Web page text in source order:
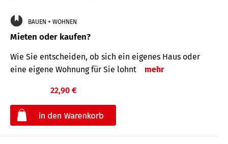
BAUEN + WOHNEN
Mieten oder kaufen?
Wie Sie entscheiden, ob sich ein eigenes Haus oder
eine eigene Wohnung für Sie lohnt
mehr
22,90 €